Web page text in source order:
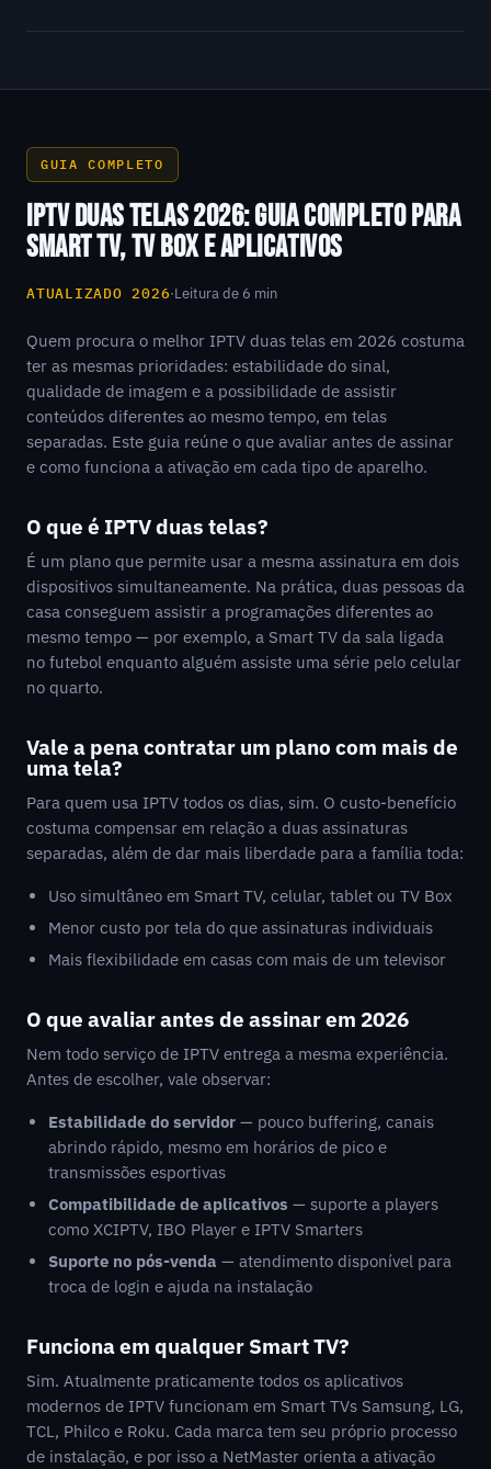
GUIA COMPLETO
IPTV DUAS TELAS 2026: GUIA COMPLETO PARA
SMART TV, TV BOX E APLICATIVOS
ATUALIZADO 2026·Leitura de 6 min
Quem procura o melhor IPTV duas telas em 2026 costuma
ter as mesmas prioridades: estabilidade do sinal,
qualidade de imagem e a possibilidade de assistir
conteúdos diferentes ao mesmo tempo, em telas
separadas. Este guia reúne o que avaliar antes de assinar
e como funciona a ativação em cada tipo de aparelho.
O que é IPTV duas telas?
É um plano que permite usar a mesma assinatura em dois
dispositivos simultaneamente. Na prática, duas pessoas da
casa conseguem assistir a programações diferentes ao
mesmo tempo — por exemplo, a Smart TV da sala ligada
no futebol enquanto alguém assiste uma série pelo celular
no quarto.
Vale a pena contratar um plano com mais de
uma tela?
Para quem usa IPTV todos os dias, sim. O custo-benefício
costuma compensar em relação a duas assinaturas
separadas, além de dar mais liberdade para a família toda:
Uso simultâneo em Smart TV, celular, tablet ou TV Box
Menor custo por tela do que assinaturas individuais
Mais flexibilidade em casas com mais de um televisor
O que avaliar antes de assinar em 2026
Nem todo serviço de IPTV entrega a mesma experiência.
Antes de escolher, vale observar:
Estabilidade do servidor — pouco buffering, canais
abrindo rápido, mesmo em horários de pico e
transmissões esportivas
Compatibilidade de aplicativos — suporte a players
como XCIPTV, IBO Player e IPTV Smarters
Suporte no pós-venda — atendimento disponível para
troca de login e ajuda na instalação
Funciona em qualquer Smart TV?
Sim. Atualmente praticamente todos os aplicativos
modernos de IPTV funcionam em Smart TVs Samsung, LG,
TCL, Philco e Roku. Cada marca tem seu próprio processo
de instalação, e por isso a NetMaster orienta a ativação